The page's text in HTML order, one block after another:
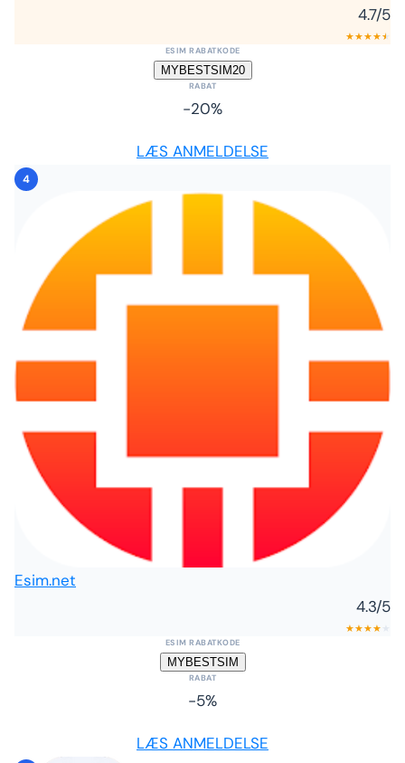
4.7/5
★★★★★
★
ESIM RABATKODE
MYBESTSIM20
RABAT
-20%
LÆS ANMELDELSE
4
Esim.net
4.3/5
★★★★
ESIM RABATKODE
MYBESTSIM
RABAT
-5%
LÆS ANMELDELSE